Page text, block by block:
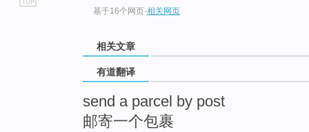
基于16个网页-相关网页
相关文章
有道翻译
send a parcel by post
邮寄一个包裹